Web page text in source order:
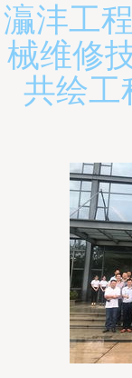
灜沣工
械维修
共绘工